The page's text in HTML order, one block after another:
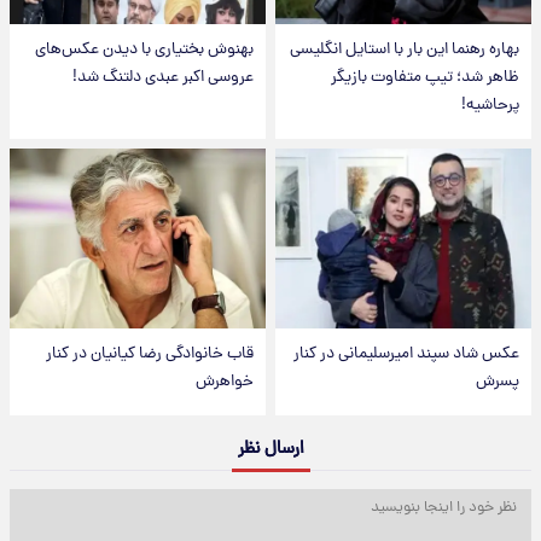
بهاره رهنما این بار با استایل انگلیسی
ظاهر شد؛ تیپ متفاوت بازیگر
پرحاشیه!
بهنوش بختیاری با دیدن عکس‌های
عروسی اکبر عبدی دلتنگ شد!
عکس شاد سپند امیرسلیمانی در کنار
پسرش
قاب خانوادگی رضا کیانیان در کنار
خواهرش
ارسال نظر